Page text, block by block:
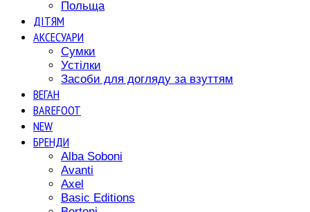
Польща
ДІТЯМ
АКСЕСУАРИ
Сумки
Устілки
Засоби для догляду за взуттям
ВЕГАН
BAREFOOT
NEW
БРЕНДИ
Alba Soboni
Avanti
Axel
Basic Editions